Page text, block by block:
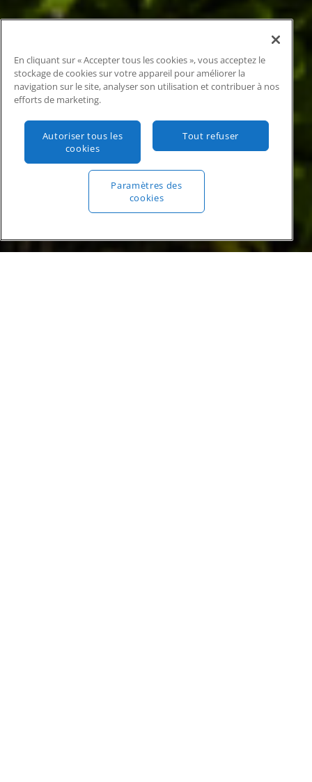
En cliquant sur « Accepter tous les cookies », vous acceptez le
stockage de cookies sur votre appareil pour améliorer la
navigation sur le site, analyser son utilisation et contribuer à nos
efforts de marketing.
Autoriser tous les
cookies
Tout refuser
Paramètres des
cookies